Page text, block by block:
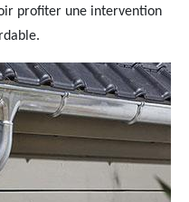
profiter une intervention